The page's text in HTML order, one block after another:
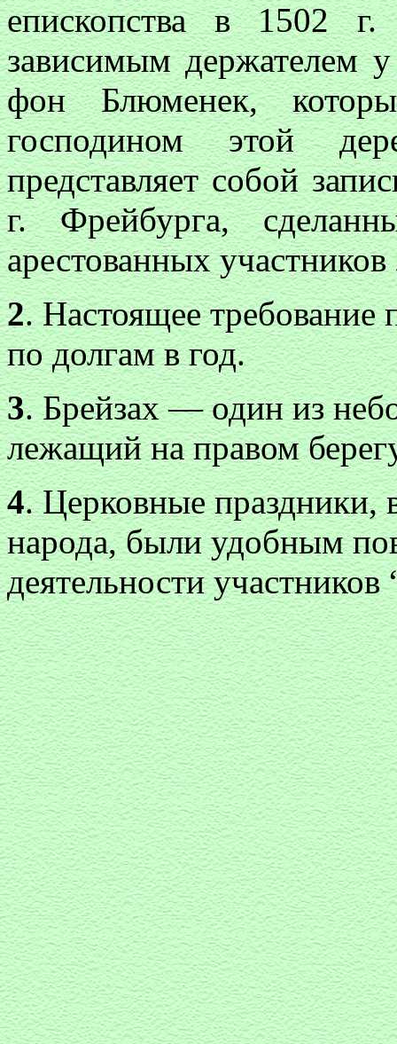
епископства в 1502
зависимым держателем
фон Блюменек,
господином этой
представляет собой
г. Фрейбурга,
арестованных участников
2. Настоящее требование
по долгам в год.
3. Брейзах — один из
лежащий на правом
4. Церковные праздники,
народа, были удобным
деятельности